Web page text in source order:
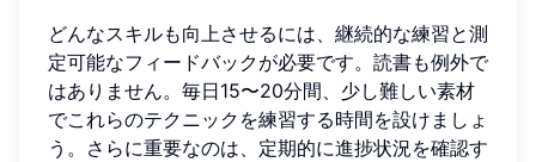
どんなスキルも向上させるには、継続的な練習と測
定可能なフィードバックが必要です。読書も例外で
はありません。毎日15〜20分間、少し難しい素材
でこれらのテクニックを練習する時間を設けましょ
う。さらに重要なのは、定期的に進捗状況を確認す